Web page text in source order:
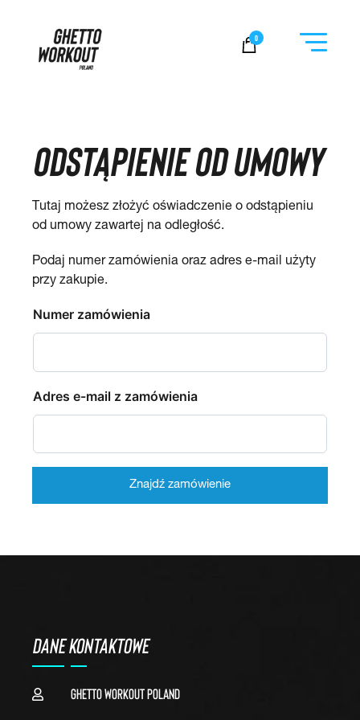
0
ODSTĄPIENIE OD UMOWY
Tutaj możesz złożyć oświadczenie o odstąpieniu
od umowy zawartej na odległość.
Podaj numer zamówienia oraz adres e-mail użyty
przy zakupie.
Numer zamówienia
Adres e-mail z zamówienia
Znajdź zamówienie
DANE KONTAKTOWE
Ghetto Workout Poland